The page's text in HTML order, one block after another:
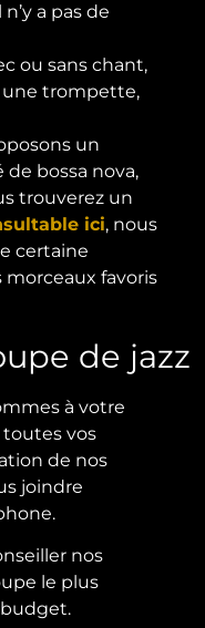
a pas de
ou sans chant,
une trompette,
un
de bossa nova,
trouverez un
ici, nous
certaine
favoris
de jazz
à votre
vos
de nos
joindre
nos
le plus